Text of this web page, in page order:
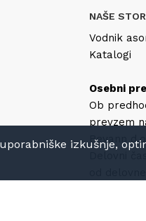
NAŠE
Vodnik
Katalogi
Osebni
Ob
prevzem
Bevann
izkušnje,